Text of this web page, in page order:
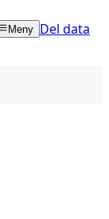
Meny Del data